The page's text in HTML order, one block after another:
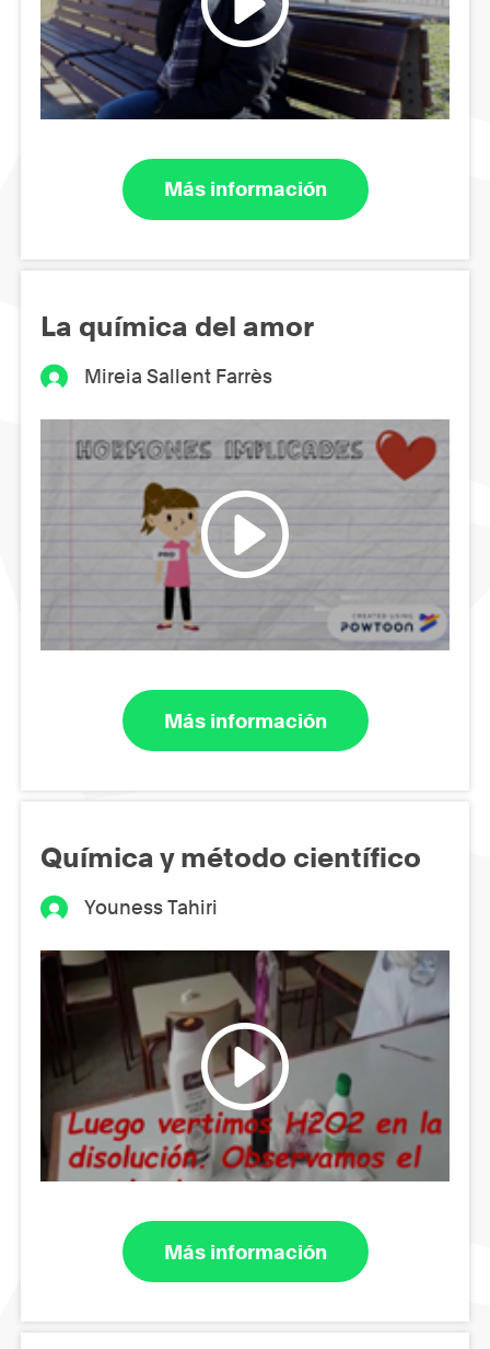
Más información
La química del amor
Mireia Sallent Farrès
Más información
Química y método científico
Youness Tahiri
Más información